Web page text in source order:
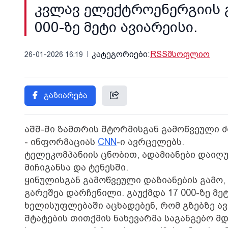
კვლავ ელექტროენერგიის
000-ზე მეტი ავიარეისი.
26-01-2026 16:19 კატეგორიები:RSSმსოფლიო
გაზიარება
აშშ-ში ზამთრის შტორმისგან გამოწვეული
- ინფორმაციას CNN-ი ავრცელებს.
ტელეკომპანიის ცნობით, ადამიანები
მიჩიგანსა და ტენესში.
ყინულისგან გამოწვეული დაზიანების
გარეშეა დარჩენილი. გაუქმდა 17 000-ზე
ხელისუფლებაში აცხადებენ, რომ გზებზე
შტატების თითქმის ნახევარმა საგანგებო